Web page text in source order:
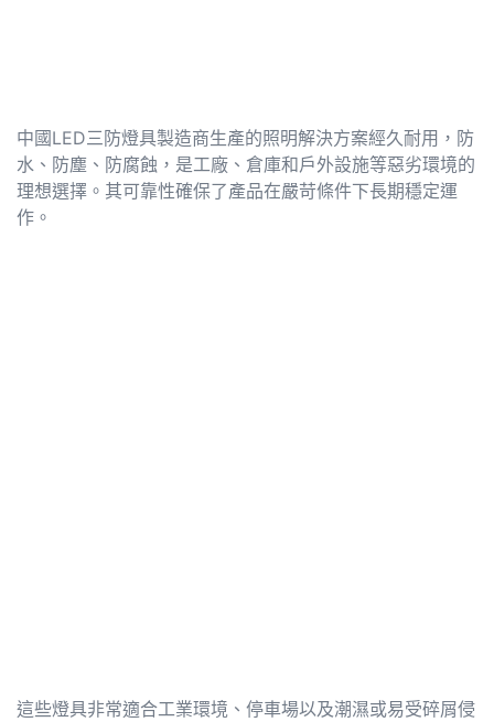
中國LED三防燈具製造商生產的照明解決方案經久耐用，防
水、防塵、防腐蝕，是工廠、倉庫和戶外設施等惡劣環境的
理想選擇。其可靠性確保了產品在嚴苛條件下長期穩定運
作。
這些燈具非常適合工業環境、停車場以及潮濕或易受碎屑侵